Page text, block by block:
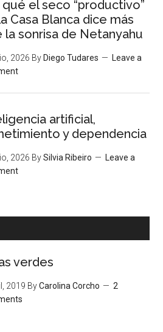
qué el seco “productivo”
Casa Blanca dice más
la sonrisa de Netanyahu
2026 By Diego Tudares
Leave a
artificial,
y dependencia
2026 BySilvia Ribeiro
Leave a
verdes
2019 ByCarolina Corcho
2